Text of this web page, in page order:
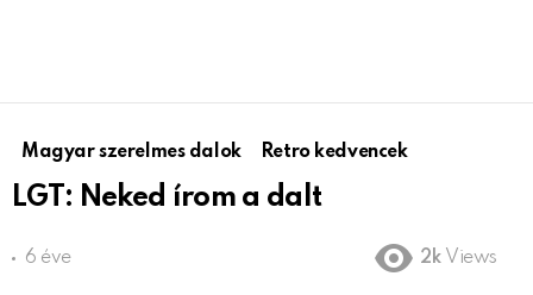
Magyar szerelmes dalok Retro kedvencek
LGT: Neked írom a dalt
6 éve 2k Views